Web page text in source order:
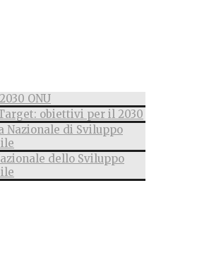
ONU
obiettivi per il 2030
Nazionale di Sviluppo
dello Sviluppo